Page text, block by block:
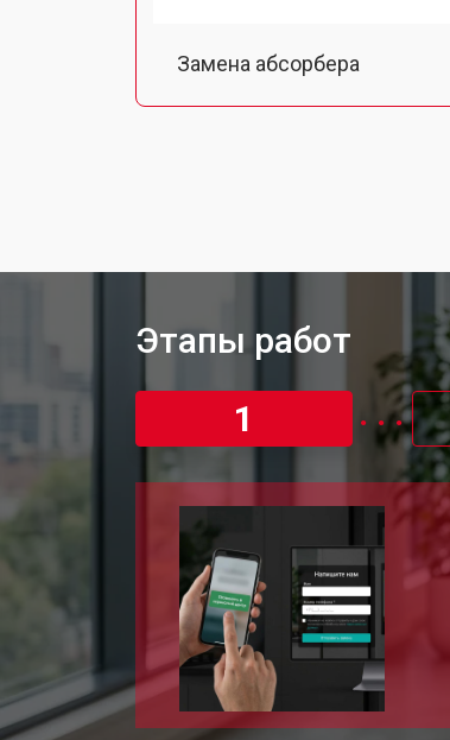
Замена абсорбера
Замена печки мфу Kyocera
Замена каретки мфу Kyocera
Замена Wi-Fi мфу Kyocera
Замена блока питания
Этапы работ
1